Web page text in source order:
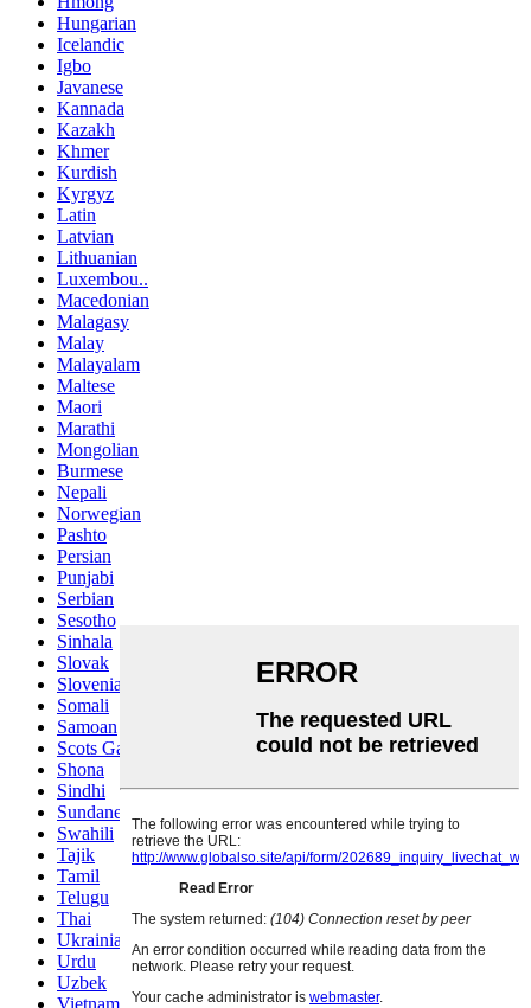
Hungarian
Icelandic
Igbo
Javanese
Kannada
Kazakh
Khmer
Kurdish
Kyrgyz
Latin
Latvian
Lithuanian
Luxembou..
Macedonian
Malagasy
Malay
Malayalam
Maltese
Maori
Marathi
Mongolian
Burmese
Nepali
Norwegian
Pashto
Persian
Punjabi
Serbian
Sesotho
Sinhala
Slovak
Slovenian
Somali
Samoan
Scots Gaelic
Shona
Sindhi
Sundanese
Swahili
Tajik
Tamil
Telugu
Thai
Ukrainian
Urdu
Uzbek